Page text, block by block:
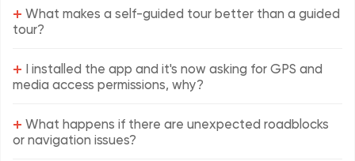
+ What makes a self-guided tour better than a guided
tour?
+ I installed the app and it's now asking for GPS and
media access permissions, why?
+ What happens if there are unexpected roadblocks
or navigation issues?